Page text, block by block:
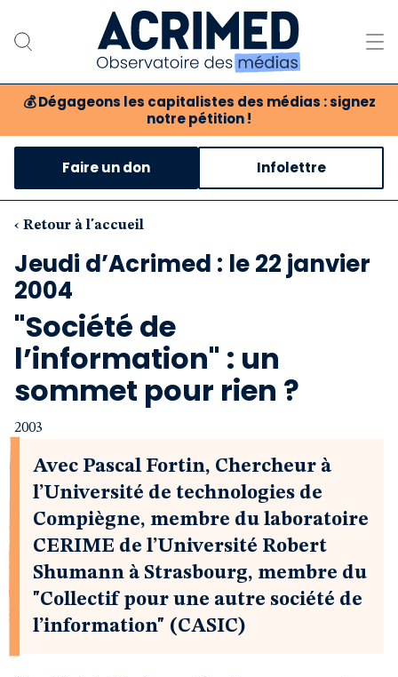
💰 Dégageons les capitalistes des médias : signez
notre pétition !
Notre association
Notre critique des médias
Nos propositions
Notre revue
Faire un don Infolettre
‹ Retour à l'accueil
Jeudi d’Acrimed : le 22 janvier
2004
"Société de
l’information" : un
sommet pour rien ?
2003
Avec Pascal Fortin, Chercheur à
l’Université de technologies de
Compiègne, membre du laboratoire
CERIME de l’Université Robert
Shumann à Strasbourg, membre du
"Collectif pour une autre société de
l’information" (CASIC)